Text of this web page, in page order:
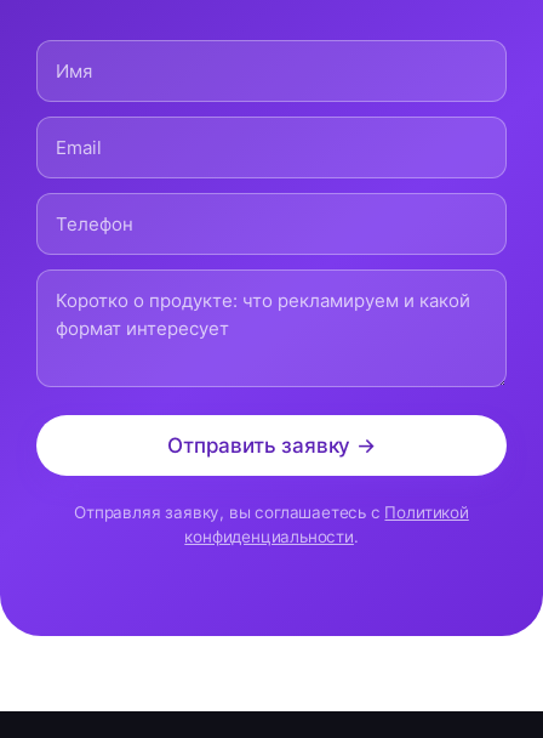
Отправить заявку →
Отправляя заявку, вы соглашаетесь с Политикой
конфиденциальности.